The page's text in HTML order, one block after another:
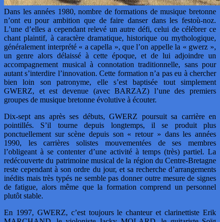
Dans les années 1980, nombre de formations de musique bretonne
n’ont eu pour ambition que de faire danser dans les festoù-noz.
L’une d’elles a cependant relevé un autre défi, celui de célébrer ce
chant plaintif, à caractère dramatique, historique ou mythologique,
généralement interprété « a capella », que l’on appelle la « gwerz »,
un genre alors délaissé à cette époque, et de lui adjoindre un
accompagnement musical à connotation traditionnelle, sans pour
autant s’interdire l’innovation. Cette formation n’a pas eu à chercher
bien loin son patronyme, elle s’est baptisée tout simplement
GWERZ, et est devenue (avec BARZAZ) l’une des premiers
groupes de musique bretonne évolutive à écouter.
Dix-sept ans après ses débuts, GWERZ poursuit sa carrière en
pointillés. S’il tourne depuis longtemps, il se produit plus
ponctuellement sur scène depuis son « retour » dans les années
1990, les carrières solistes mouvementées de ses membres
l’obligeant à se contenter d’une activité à temps (très) partiel. La
redécouverte du patrimoine musical de la région du Centre-Bretagne
reste cependant à son ordre du jour, et sa recherche d’arrangements
inédits mais très typés ne semble pas donner outre mesure de signes
de fatigue, alors même que la formation comprend un personnel
plutôt stable.
En 1997, GWERZ, c’est toujours le chanteur et clarinettiste Erik